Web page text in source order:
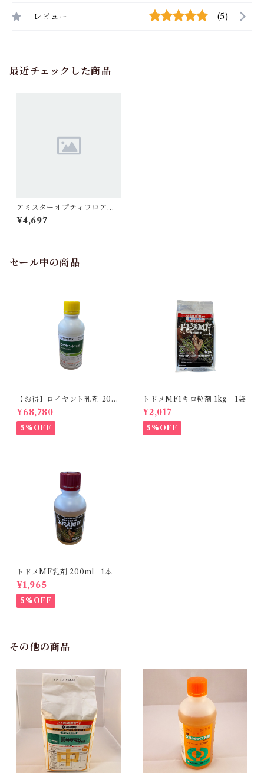
レビュー (5)
最近チェックした商品
アミスターオプティフロアブ
ル 500ml 1本
¥4,697
セール中の商品
【お得】ロイヤント乳剤 200
ml 【1箱】20本入
¥68,780
5%OFF
トドメMF1キロ粒剤 1kg 1袋
¥2,017
5%OFF
トドメMF乳剤 200ml 1本
¥1,965
5%OFF
その他の商品